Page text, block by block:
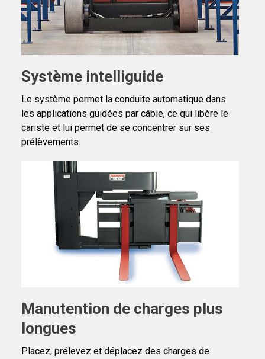
Système intelliguide
Le système permet la conduite automatique dans
les applications guidées par câble, ce qui libère le
cariste et lui permet de se concentrer sur ses
prélèvements.
Manutention de charges plus
longues
Placez, prélevez et déplacez des charges de